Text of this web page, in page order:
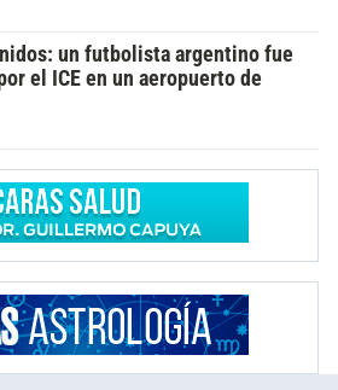
un futbolista argentino fue
el ICE en un aeropuerto de